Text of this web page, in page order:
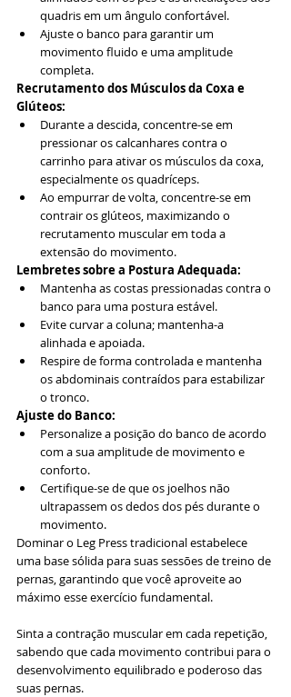
quadris em um ângulo confortável.
Ajuste o banco para garantir um
movimento fluido e uma amplitude
completa.
Recrutamento dos Músculos da Coxa e
Glúteos:
Durante a descida, concentre-se em
pressionar os calcanhares contra o
carrinho para ativar os músculos da coxa,
especialmente os quadríceps.
Ao empurrar de volta, concentre-se em
contrair os glúteos, maximizando o
recrutamento muscular em toda a
extensão do movimento.
Lembretes sobre a Postura Adequada:
Mantenha as costas pressionadas contra o
banco para uma postura estável.
Evite curvar a coluna; mantenha-a
alinhada e apoiada.
Respire de forma controlada e mantenha
os abdominais contraídos para estabilizar
o tronco.
Ajuste do Banco:
Personalize a posição do banco de acordo
com a sua amplitude de movimento e
conforto.
Certifique-se de que os joelhos não
ultrapassem os dedos dos pés durante o
movimento.
Dominar o Leg Press tradicional estabelece
uma base sólida para suas sessões de treino de
pernas, garantindo que você aproveite ao
máximo esse exercício fundamental.
Sinta a contração muscular em cada repetição,
sabendo que cada movimento contribui para o
desenvolvimento equilibrado e poderoso das
suas pernas.